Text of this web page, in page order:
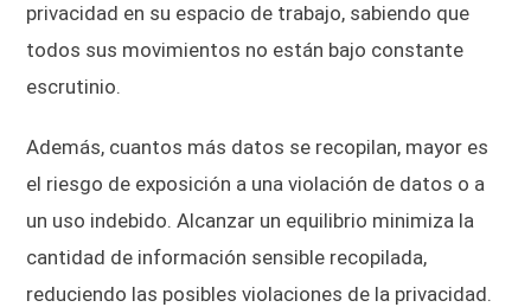
privacidad en su espacio de trabajo, sabiendo que
todos sus movimientos no están bajo constante
escrutinio.
Además, cuantos más datos se recopilan, mayor es
el riesgo de exposición a una violación de datos o a
un uso indebido. Alcanzar un equilibrio minimiza la
cantidad de información sensible recopilada,
reduciendo las posibles violaciones de la privacidad.